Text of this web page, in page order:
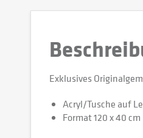
Exklusives
Acryl/Tusche auf
Format 120 x 40 cm